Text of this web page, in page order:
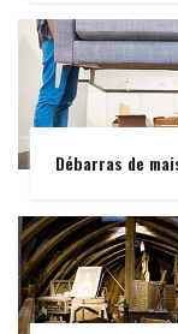
Débarras de